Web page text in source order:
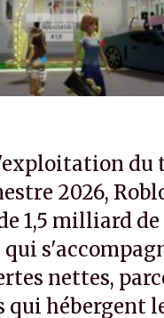
du
2026,
1,5 milliard de
nettes,
qui hébergent